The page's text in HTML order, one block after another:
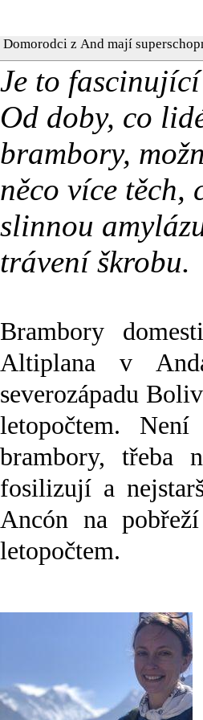
Domorodci z And mají
Je to
Od doby, co
brambory,
něco více těch,
slinnou
trávení škrobu.
Brambory
Altiplana v
severozápadu
letopočtem.
brambory, třeba
fosilizují a
Ancón na
letopočtem.